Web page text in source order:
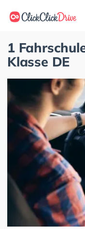
1
Klasse DE